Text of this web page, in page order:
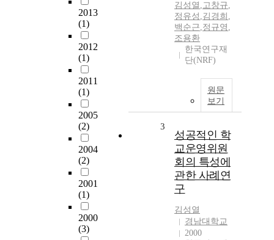
2013
(1)
2012
(1)
2011
(1)
2005
(2)
2004
(2)
2001
(1)
2000
(3)
김성열 ,고창규,
정유성 ,김경희 ,
백순근,정규영 ,
조용환
한국연구재
단(NRF)
원문
보기
3
성공적인 학
교운영위원
회의 특성에
관한 사례연
구
김성열
경남대학교
2000